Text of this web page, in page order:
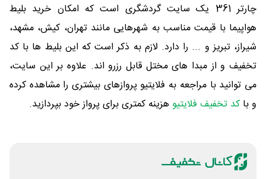
چارتر 361 یک سایت گردشگری است که امکان خرید بلیط
هواپیما با قیمت مناسب به شهرهایی مانند تهران، کیش، مشهد،
شیراز، تبریز و ... را دارد. لازم به ذکر است که این بلیط ها با کد
تخفیف و از مبدا های مختل قابل رزرو اند. علاوه بر این سایت،
می توانید با مراجعه به فلایتیو پروازهای بیشتری را مشاهده کرده
و با کد تخفیف فلایتیو هزینه کمتری برای پرواز خود بپردازید.